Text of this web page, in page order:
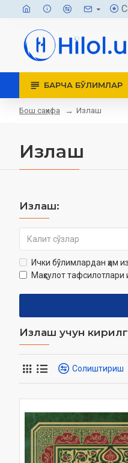
БАРЧА БЎЛИМЛАР
Бош саҳифа Излаш
Излаш
Излаш:
Ички бўлимлардан ҳам
Маҳсулот
Излаш учун
Солиштириш